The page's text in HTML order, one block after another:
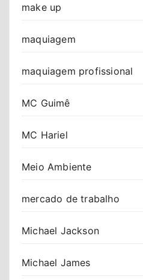
make up
maquiagem
maquiagem profissional
MC Guimê
MC Hariel
Meio Ambiente
mercado de trabalho
Michael Jackson
Michael James